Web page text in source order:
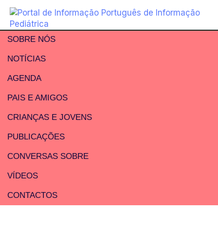
SOBRE NÓS
NOTÍCIAS
AGENDA
PAIS E AMIGOS
CRIANÇAS E JOVENS
PUBLICAÇÕES
CONVERSAS SOBRE
VÍDEOS
CONTACTOS